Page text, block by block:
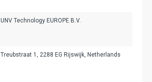
UNV Technology EUROPE B.V.
Treubstraat 1, 2288 EG Rijswijk, Netherlands